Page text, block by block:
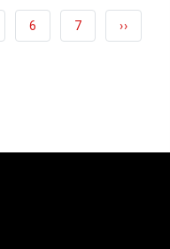
HALAMAN
6 HALAMAN
7 NEXT
››